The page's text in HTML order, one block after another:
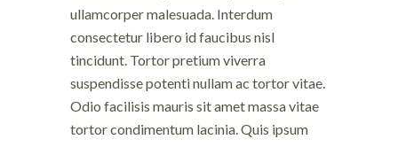
ullamcorper malesuada. Interdum
consectetur libero id faucibus nisl
tincidunt. Tortor pretium viverra
suspendisse potenti nullam ac tortor vitae.
Odio facilisis mauris sit amet massa vitae
tortor condimentum lacinia. Quis ipsum